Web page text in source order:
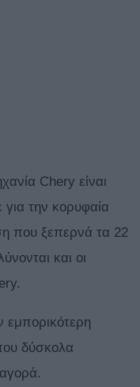
Chery είναι
την κορυφαία
που ξεπερνά τα 22
και οι
εμπορικότερη
δύσκολα